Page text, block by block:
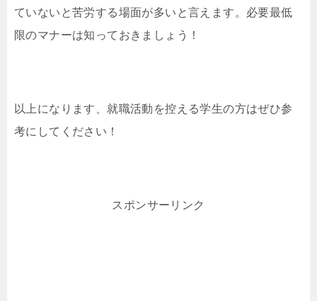
ていないと苦労する場面が多いと言えます。必要最低
限のマナーは知っておきましょう！
以上になります、就職活動を控える学生の方はぜひ参
考にしてください！
スポンサーリンク